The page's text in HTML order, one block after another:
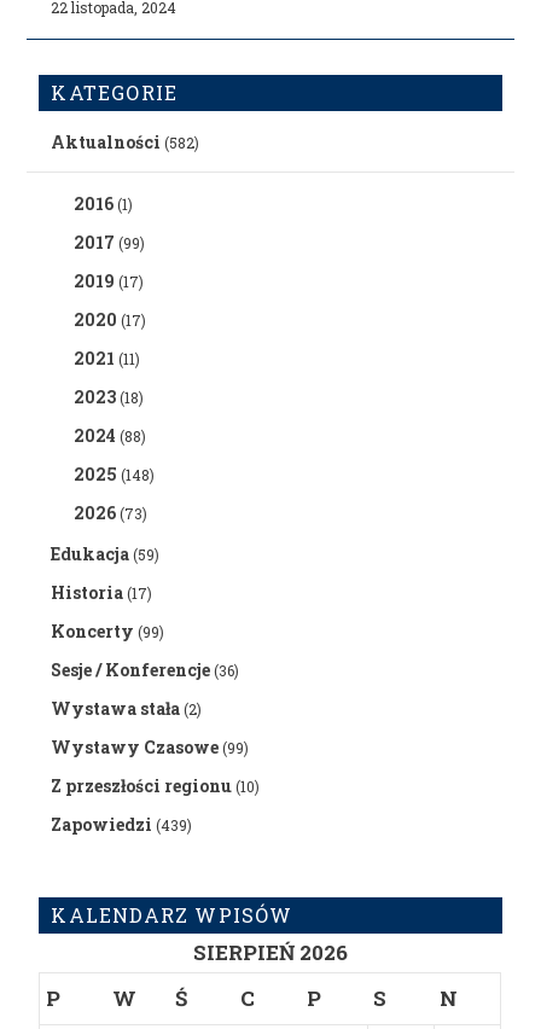
22 listopada, 2024
KATEGORIE
Aktualności (582)
2016(1)
2017 (99)
2019 (17)
2020 (17)
2021 (11)
2023(18)
2024 (88)
2025 (148)
2026(73)
Edukacja(59)
Historia(17)
Koncerty (99)
Sesje / Konferencje(36)
Wystawa stała(2)
Wystawy Czasowe(99)
Z przeszłości regionu(10)
Zapowiedzi (439)
KALENDARZ WPISÓW
SIERPIEŃ 2026
P
W Ś C P S N